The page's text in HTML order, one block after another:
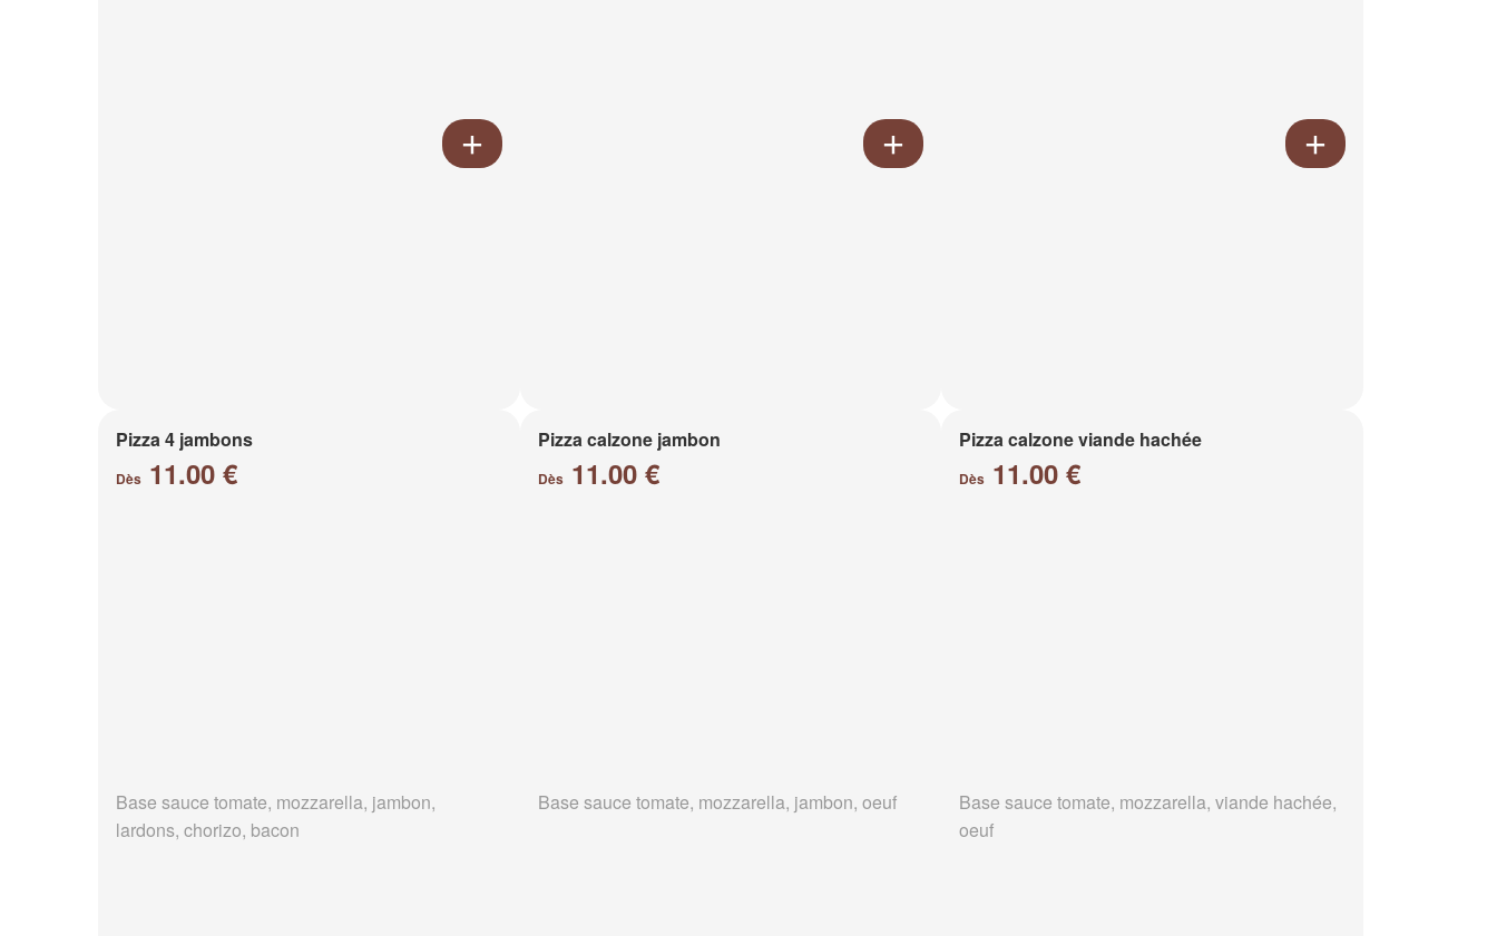
Pizza 4 jambons
Dès 11.00 €
Base sauce tomate, mozzarella, jambon,
lardons, chorizo, bacon
Pizza calzone jambon
Dès11.00 €
Base sauce tomate, mozzarella, jambon, oeuf
Pizza calzone viande hachée
Dès 11.00 €
Base sauce tomate, mozzarella, viande hachée,
oeuf